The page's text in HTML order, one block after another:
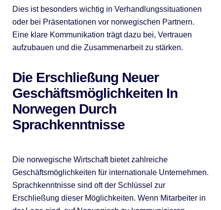
Dies ist besonders wichtig in Verhandlungssituationen
oder bei Präsentationen vor norwegischen Partnern.
Eine klare Kommunikation trägt dazu bei, Vertrauen
aufzubauen und die Zusammenarbeit zu stärken.
Die Erschließung Neuer
Geschäftsmöglichkeiten In
Norwegen Durch
Sprachkenntnisse
Die norwegische Wirtschaft bietet zahlreiche
Geschäftsmöglichkeiten für internationale Unternehmen.
Sprachkenntnisse sind oft der Schlüssel zur
Erschließung dieser Möglichkeiten. Wenn Mitarbeiter in